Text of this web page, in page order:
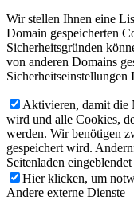
Wir stellen Ihnen eine
Domain gespeicherten
Sicherheitsgründen
von anderen Domains
Sicherheitseinstellungen
Aktivieren, damit die
wird und alle Cookies,
werden. Wir benötigen
gespeichert wird.
Seitenladen
Hier klicken, um
Andere externe Dienste